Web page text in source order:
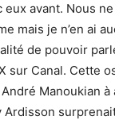
avant. Nous
mais je n’en ai
de pouvoir
sur Canal. Cette
Manoukian